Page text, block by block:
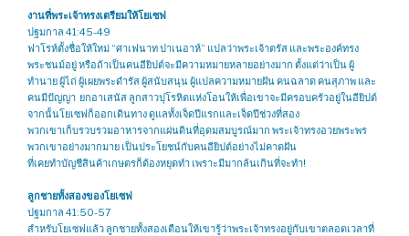
งานที่พระเจ้าทรงเตรียมให้โยเซฟ
ปฐมกาล 41:45-49
ฟาโรห์ตั้งชื่อให้ใหม่ “ศาเฟนาท ปาเนอาห์” แปลว่าพระเจ้าตรัส และพระองค์ทรง
พระชนม์อยู่ หรือถ้าเป็นคนอียิปต์จะมีความหมายหลายอย่างมาก ตั้งแต่ว่าเป็น ผู้
ทำนาย ผู้ไถ่ ผู้เผยพระดำรัส ผู้สนับสนุน ผู้แปลความหมายฝัน คนฉลาด คนสุภาพ และ
คนมีปัญญา ยกอาเสนัส ลูกสาวปุโรหิตแห่งโอนให้เพื่อเขาจะมีครอบครัวอยู่ในอียิปต์
จากนั้นโยเซฟก็ออกเดินทาง ดูแลทั้งเจ็ดปีแรกและเจ็ดปีช่วงที่สอง
พวกเขาเก็บรวบรวมอาหารจากแผ่นดินที่อุดมสมบูรณ์มาก พระเจ้าทรงอวยพระพร
พวกเขาอย่างมากมาย เป็นประโยชน์กับคนอียิปต์อย่างไม่คาดฝัน
ที่เคยทำบัญชีสินค้าเกษตรก็ต้องหยุดทำ เพราะมีมากล้นเกินที่จะทำ!
ลูกชายทั้งสองของโยเซฟ
ปฐมกาล 41:50-57
สำหรับโยเซฟแล้ว ลูกชายทั้งสองเตือนให้เขารู้ว่าพระเจ้าทรงอยู่กับเขาตลอดเวลาที่